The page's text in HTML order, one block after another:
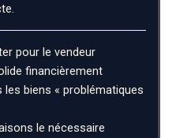
pour le vendeur
financièrement
les biens « problématiques
le nécessaire